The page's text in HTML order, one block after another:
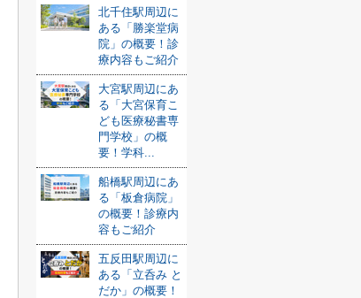
北千住駅周辺に
ある「勝楽堂病
院」の概要！診
療内容もご紹介
大宮駅周辺にあ
る「大宮保育こ
ども医療秘書専
門学校」の概
要！学科...
船橋駅周辺にあ
る「板倉病院」
の概要！診療内
容もご紹介
五反田駅周辺に
ある「立呑み と
だか」の概要！